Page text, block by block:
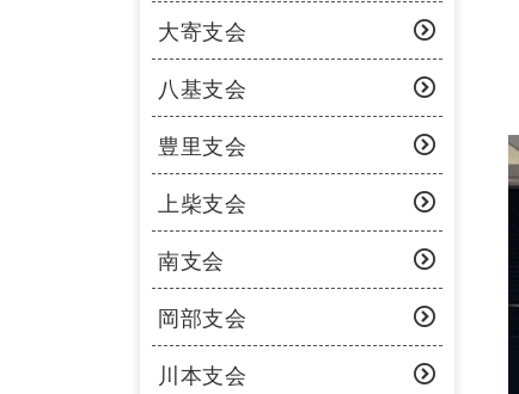
大寄支会
八基支会
豊里支会
上柴支会
南支会
岡部支会
川本支会